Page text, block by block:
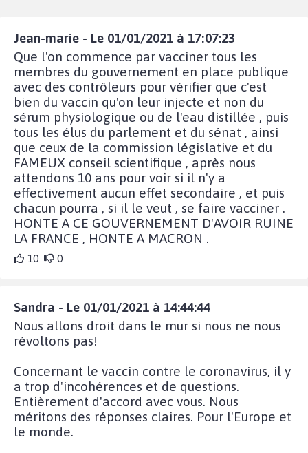
Jean-marie - Le 01/01/2021 à 17:07:23
Que l'on commence par vacciner tous les
membres du gouvernement en place publique
avec des contrôleurs pour vérifier que c'est
bien du vaccin qu'on leur injecte et non du
sérum physiologique ou de l'eau distillée , puis
tous les élus du parlement et du sénat , ainsi
que ceux de la commission législative et du
FAMEUX conseil scientifique , après nous
attendons 10 ans pour voir si il n'y a
effectivement aucun effet secondaire , et puis
chacun pourra , si il le veut , se faire vacciner .
HONTE A CE GOUVERNEMENT D'AVOIR RUINE
LA FRANCE , HONTE A MACRON .
10 0
Sandra - Le 01/01/2021 à 14:44:44
Nous allons droit dans le mur si nous ne nous
révoltons pas!
Concernant le vaccin contre le coronavirus, il y
a trop d'incohérences et de questions.
Entièrement d'accord avec vous. Nous
méritons des réponses claires. Pour l'Europe et
le monde.